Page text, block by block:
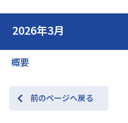
2026年3月
概要
前のページへ戻る